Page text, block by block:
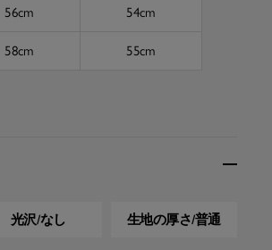
56cm 54cm
58cm 55cm
光沢/なし 生地の厚さ/普通